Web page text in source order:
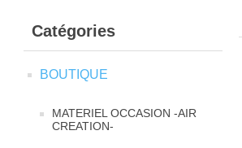
Catégories
BOUTIQUE
MATERIEL OCCASION -AIR
CREATION-